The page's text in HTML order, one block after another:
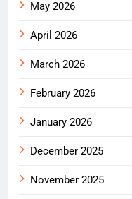
May 2026
April 2026
March 2026
February 2026
January 2026
December 2025
November 2025